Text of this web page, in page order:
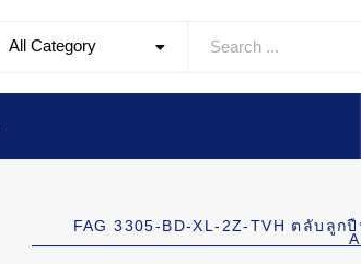
All Category
FAG 3305-BD-XL-2Z-TVH ตลับลูก